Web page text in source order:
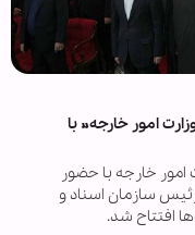
امور خارجه» با
امور خارجه با حضور
سازمان اسناد و
افتتاح شد.